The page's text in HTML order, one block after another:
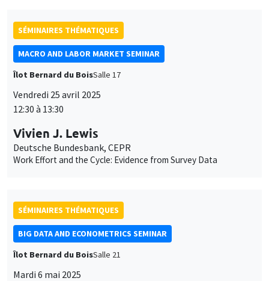
SÉMINAIRES THÉMATIQUES
MACRO AND LABOR MARKET SEMINAR
Îlot Bernard du BoisSalle 17
Vendredi 25 avril 2025
12:30 à 13:30
Vivien J. Lewis
Deutsche Bundesbank, CEPR
Work Effort and the Cycle: Evidence from Survey Data
SÉMINAIRES THÉMATIQUES
BIG DATA AND ECONOMETRICS SEMINAR
Îlot Bernard du BoisSalle 21
Mardi 6 mai 2025